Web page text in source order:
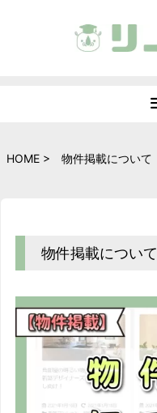
HOME > 物件掲載について
物件掲載について